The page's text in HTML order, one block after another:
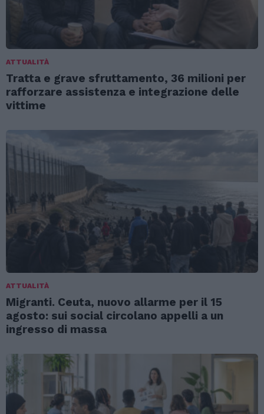
ATTUALITÀ
Tratta e grave sfruttamento, 36 milioni per
rafforzare assistenza e integrazione delle
vittime
ATTUALITÀ
Migranti. Ceuta, nuovo allarme per il 15
agosto: sui social circolano appelli a un
ingresso di massa